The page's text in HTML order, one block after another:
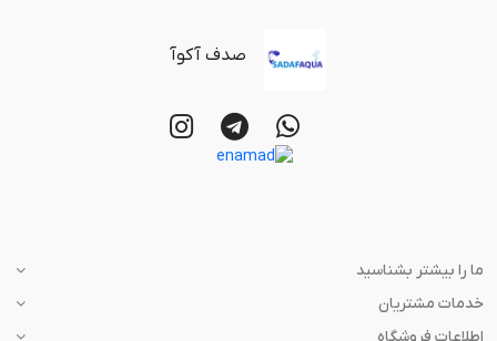
صدف آکوآ
ما را بیشتر بشناسید
خدمات مشتریان